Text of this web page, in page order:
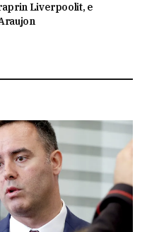
Liverpoolit, e